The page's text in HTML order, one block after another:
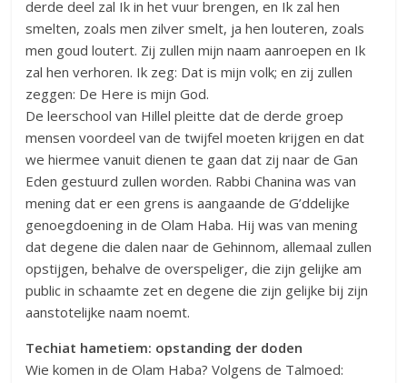
derde deel zal Ik in het vuur brengen, en Ik zal hen
smelten, zoals men zilver smelt, ja hen louteren, zoals
men goud loutert. Zij zullen mijn naam aanroepen en Ik
zal hen verhoren. Ik zeg: Dat is mijn volk; en zij zullen
zeggen: De Here is mijn God.
De leerschool van Hillel pleitte dat de derde groep
mensen voordeel van de twijfel moeten krijgen en dat
we hiermee vanuit dienen te gaan dat zij naar de Gan
Eden gestuurd zullen worden. Rabbi Chanina was van
mening dat er een grens is aangaande de G’ddelijke
genoegdoening in de Olam Haba. Hij was van mening
dat degene die dalen naar de Gehinnom, allemaal zullen
opstijgen, behalve de overspeliger, die zijn gelijke am
public in schaamte zet en degene die zijn gelijke bij zijn
aanstotelijke naam noemt.
Techiat hametiem: opstanding der doden
Wie komen in de Olam Haba? Volgens de Talmoed: